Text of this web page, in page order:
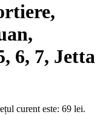
6, 7, Jetta
curent este: 69 lei.